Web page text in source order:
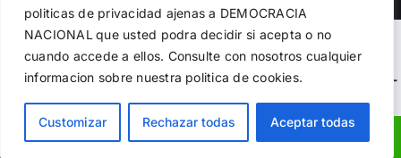
politicas de privacidad ajenas a DEMOCRACIA
NACIONAL que usted podra decidir si acepta o no
cuando accede a ellos. Consulte con nosotros cualquier
informacion sobre nuestra politica de cookies.
Customizar Rechazar todas Aceptar todas
Warning: Undefined variable $visibility_homepage in
/home/demopwcr/public_html/wp-content/plugins/kn-
mobile-sharebar/kn_mobile_sharebar.phpon line71
Aceptar todo
Rechazar
Configurar